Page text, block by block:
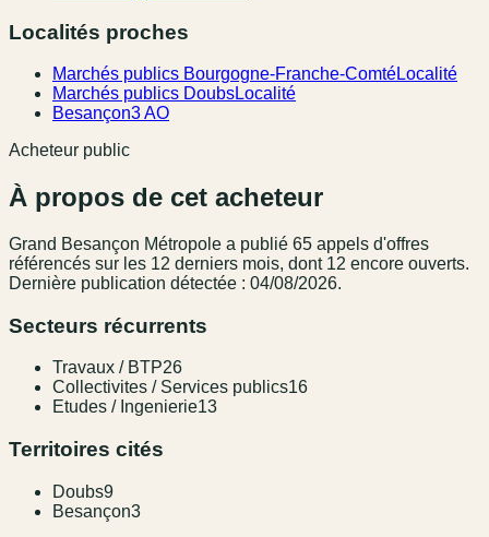
Localités proches
Marchés publics Bourgogne-Franche-ComtéLocalité
Marchés publics DoubsLocalité
Besançon3 AO
Acheteur public
À propos de cet acheteur
Grand Besançon Métropole a publié 65 appel s d'offres
référencés sur les 12 derniers mois, dont 12 encore ouverts.
Dernière publication détectée : 04/08/2026.
Secteurs récurrents
Travaux / BTP26
Collectivites / Services publics16
Etudes / Ingenierie13
Territoires cités
Doubs9
Besançon3